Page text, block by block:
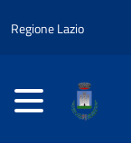
Regione Lazio